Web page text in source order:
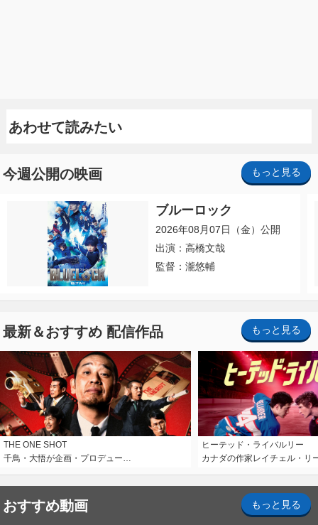
あわせて読みたい
今週公開の映画 もっと見る
ブルーロック
2026年08月07日（金）公開
出演：高橋文哉
監督：瀧悠輔
最新＆おすすめ 配信作品 もっと見る
THE ONE SHOT
千鳥・大悟が企画・プロデュー…
ヒーテッド・ライバルリー
カナダの作家レイチェル・リ
おすすめ動画 もっと見る